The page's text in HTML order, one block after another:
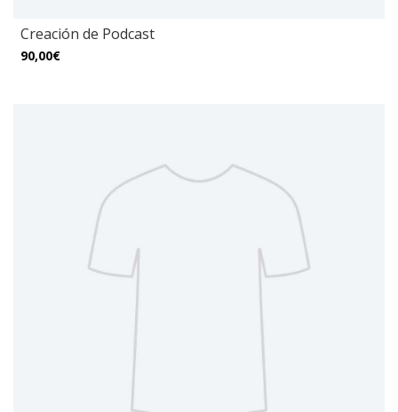
Creación de Podcast
90,00€